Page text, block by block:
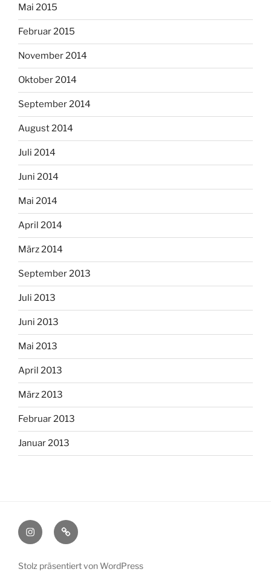
Mai 2015
Februar 2015
November 2014
Oktober 2014
September 2014
August 2014
Juli 2014
Juni 2014
Mai 2014
April 2014
März 2014
September 2013
Juli 2013
Juni 2013
Mai 2013
April 2013
März 2013
Februar 2013
Januar 2013
InstagramPinterest
Stolz präsentiert von WordPress